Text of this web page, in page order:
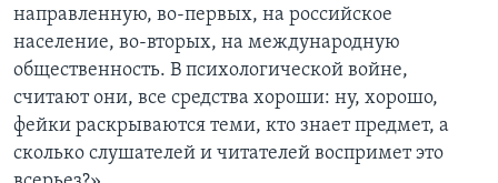
направленную, во-первых, на российское
население, во-вторых, на международную
общественность. В психологической войне,
считают они, все средства хороши: ну, хорошо,
фейки раскрываются теми, кто знает предмет, а
сколько слушателей и читателей воспримет это